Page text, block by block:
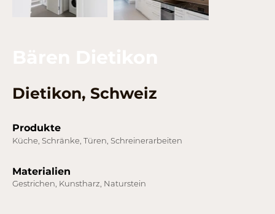
Dietikon, Schweiz
Produkte
Materialien
Küche, Schränke, Türen, Schreinerarbeiten
Gestrichen, Kunstharz, Naturstein